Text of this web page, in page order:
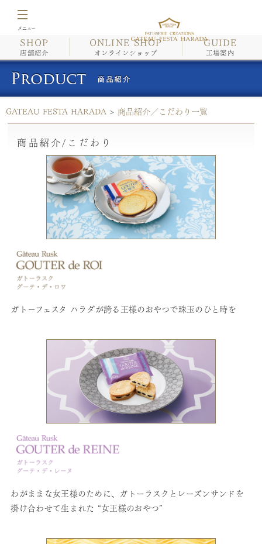
店舗紹介
オンラインショップ
工場案内
イベント情報・催事情報
商品紹介/こだわり
デジタルカタログ
SHOP
店舗紹介
ONLINE SHOP
オンラインショップ
GUIDE
工場案内
GATEAU FESTA HARADA > 商品紹介／こだわり一覧
商品紹介/こだわり
わがままな女王様のために、ガトーラスクとレーズンサンドを
掛け合わせて生まれた “女王様のおやつ”
ガトーフェスタ ハラダが誇る王様のおやつで珠玉のひと時を